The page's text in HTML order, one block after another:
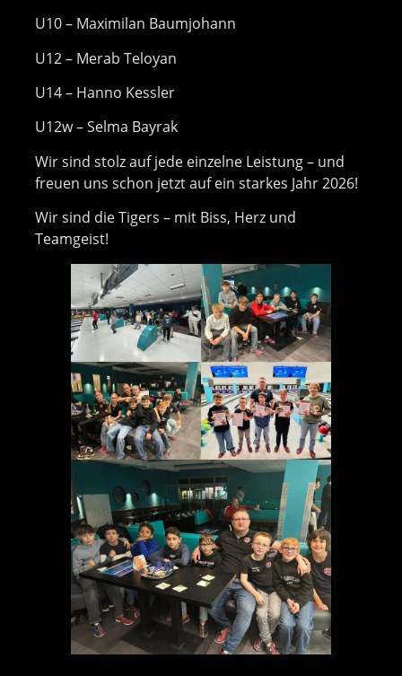
U10 – Maximilan Baumjohann
U12 – Merab Teloyan
U14 – Hanno Kessler
U12w – Selma Bayrak
Wir sind stolz auf jede einzelne Leistung – und
freuen uns schon jetzt auf ein starkes Jahr 2026!
Wir sind die Tigers – mit Biss, Herz und
Teamgeist!